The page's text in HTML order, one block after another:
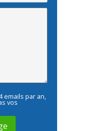
emails par an,
vos